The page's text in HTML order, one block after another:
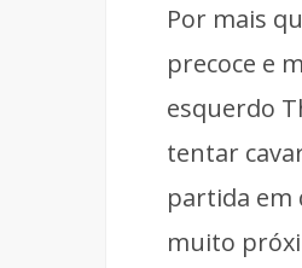
Por mais
precoce e
esquerdo
tentar
partida em
muito